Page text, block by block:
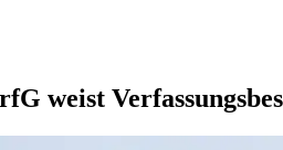
weist